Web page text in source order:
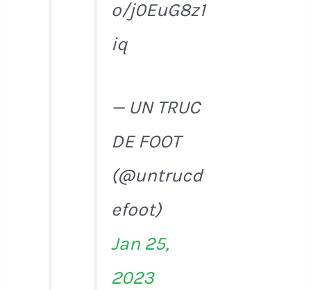
o/j0EuG8z1
iq
— UN TRUC
DE FOOT
(@untrucd
efoot)
Jan 25,
2023